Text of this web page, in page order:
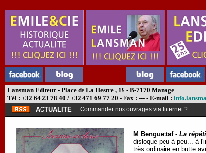
Lansman Editeur - Place de La Hestre , 19 - B-7170 Manage
Tél : +32 64 23 78 40 / +32 471 69 77 20 - Fax : --- - E-mail :
ACTUALITE Commander nos ouvrages via Internet ?
M Benguettaf - La
disloque peu à peu... à
très ordinaire en butte